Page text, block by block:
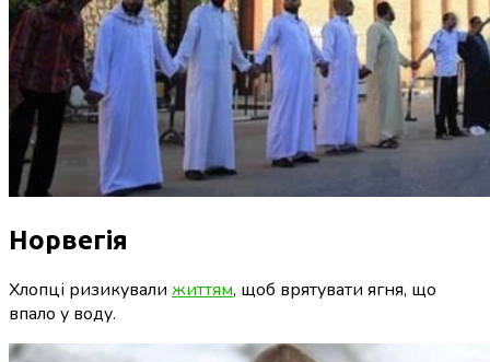
Норвегія
Хлопці ризикували життям, щоб врятувати ягня, що
впало у воду.